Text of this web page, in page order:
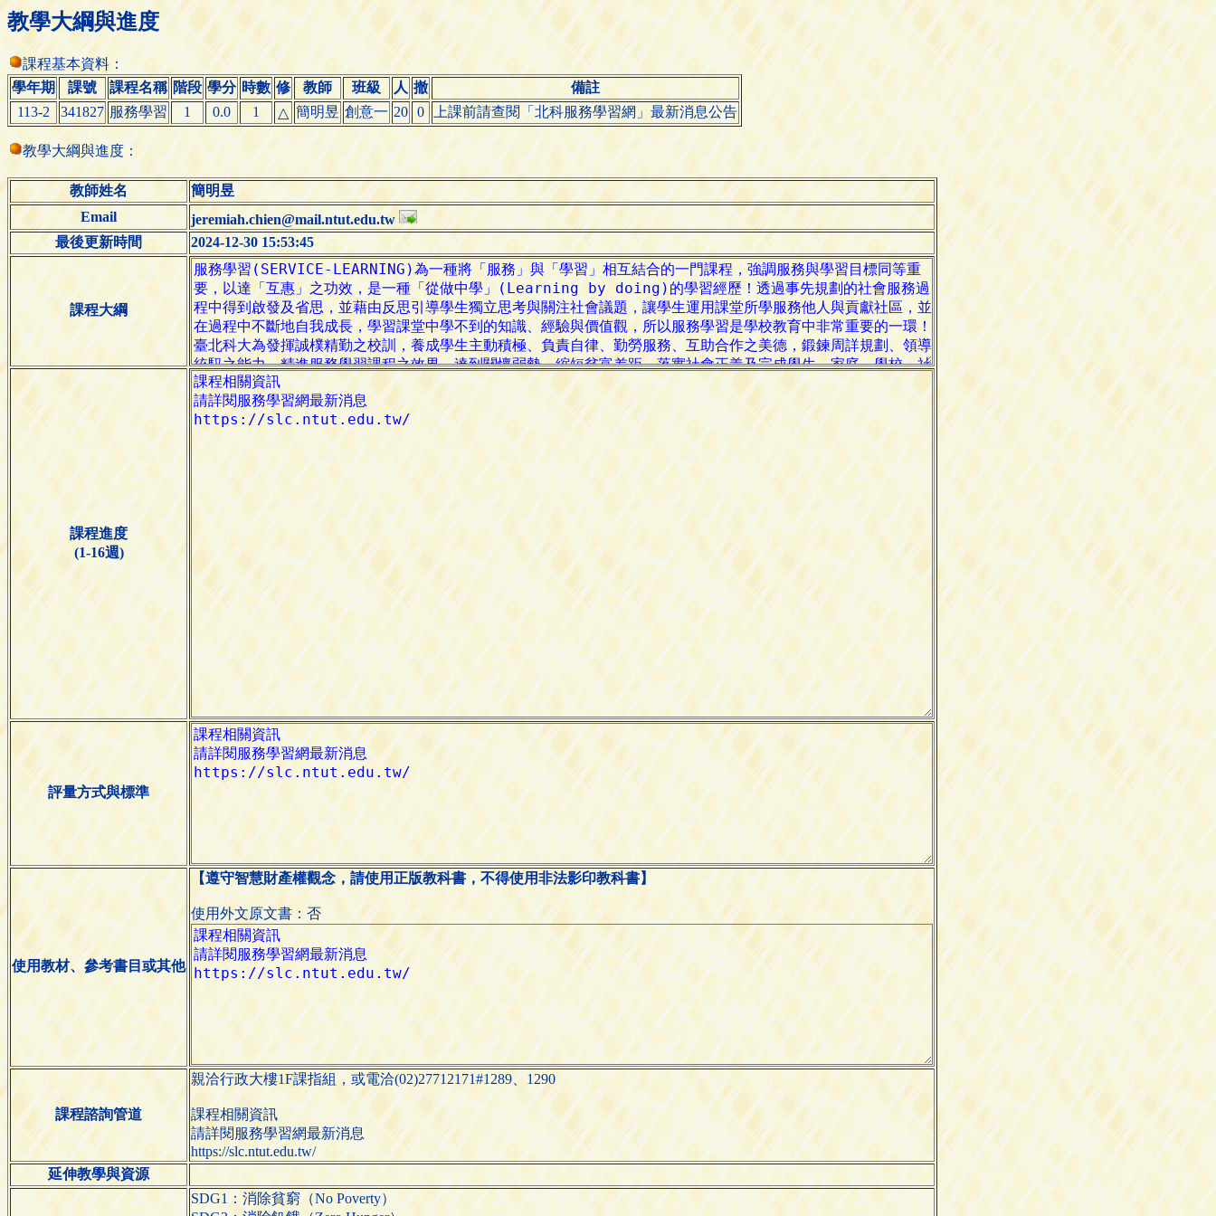
教學大綱與進度
課程基本資料：
學年期
課號 課程名稱 階段 學分 時數 修 教師 班級 人 撤
備註
113-2
341827 服務學習 1 0.0 1 △ 簡明昱 創意一 20 0 上課前請查閱「北科服務學習網」最新消息公告
教學大綱與進度：
教師姓名
簡明昱
Email
jeremiah.chien@mail.ntut.edu.tw
最後更新時間
2024-12-30 15:53:45
課程大綱
課程進度
(1-16週)
評量方式與標準
使用教材、參考書目或其他
【遵守智慧財產權觀念，請使用正版教科書，不得使用非法影印教科書】
使用外文原文書：否
課程諮詢管道
親洽行政大樓1F課指組，或電洽(02)27712171#1289、1290
課程相關資訊
請詳閱服務學習網最新消息
https://slc.ntut.edu.tw/
延伸教學與資源
SDG1：消除貧窮（No Poverty）